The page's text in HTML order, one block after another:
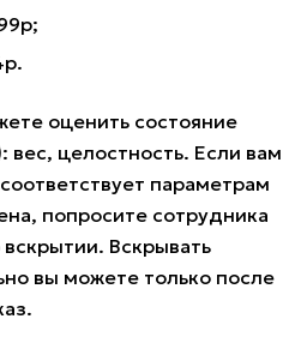
оценить состояние
вес, целостность. Если вам
параметрам
попросите сотрудника
вскрытии. Вскрывать
вы можете только после